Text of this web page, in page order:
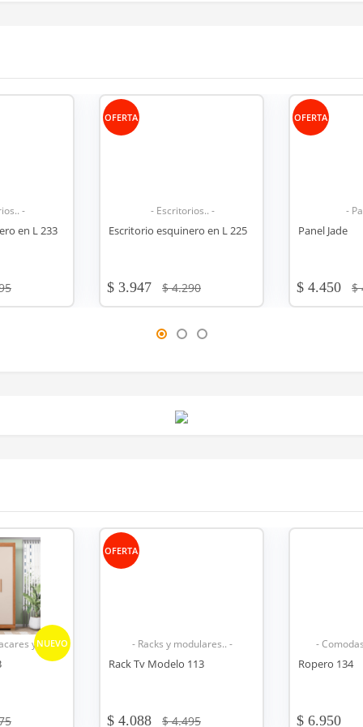
-
en L 225
OFERTA
- Paneles.. -
Panel Jade
$ 4.450 $ 4.890
OFERTA
-
Escritorio
$ 1.890 $
- - Comodas, Placares y .. -
Ropero 134
$ 6.950
-
Sofá retráctil
$ 19.550